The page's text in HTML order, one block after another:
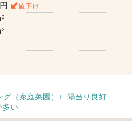
値下げ
2
2
グ（家庭菜園） □ 陽当り良好
多い